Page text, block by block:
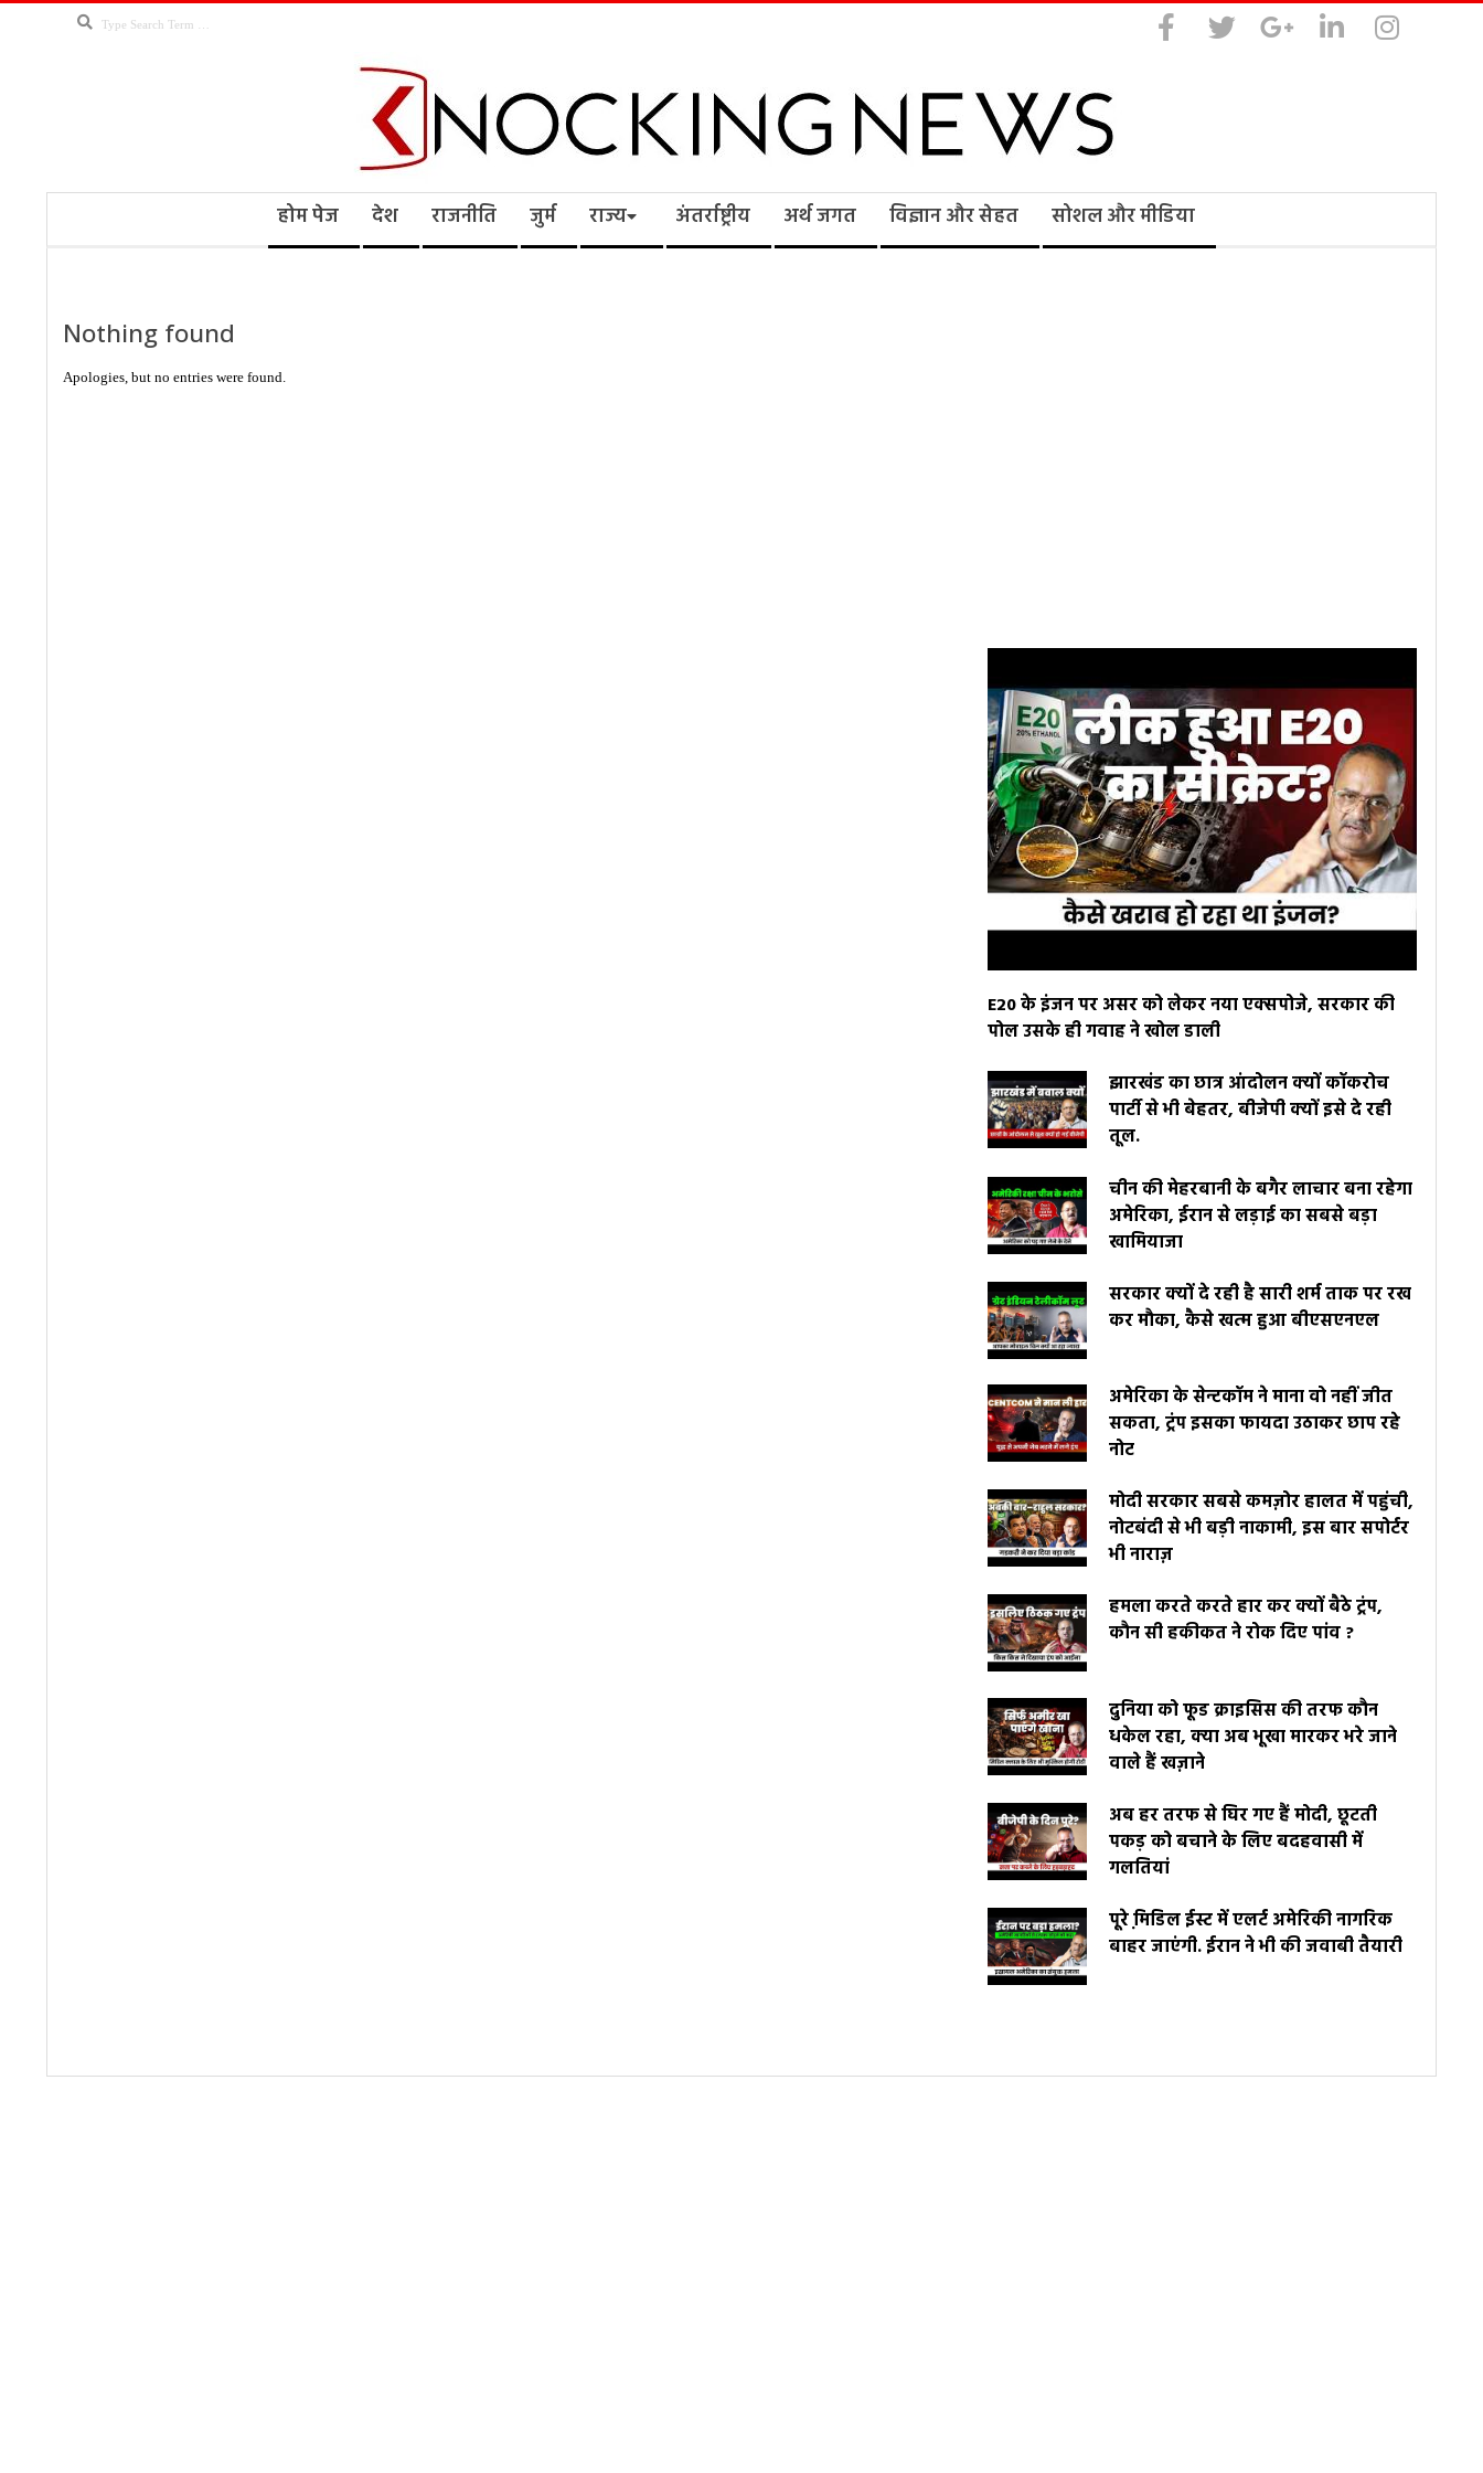
Search
Knocking
होम पेज देश राजनीति जुर्म राज्य अंतर्राष्ट्रीय अर्थ जगत विज्ञान और सेहत सोशल और मीडिया
Nothing found
Apologies, but no entries were found.
E20 के इंजन पर असर को लेकर नया एक्सपोजे, सरकार की
पोल उसके ही गवाह ने खोल डाली
झारखंड का छात्र आंदोलन क्यों कॉकरोच
पार्टी से भी बेहतर, बीजेपी क्यों इसे दे रही
तूल.
चीन की मेहरबानी के बगैर लाचार बना रहेगा
अमेरिका, ईरान से लड़ाई का सबसे बड़ा
खामियाजा
सरकार क्यों दे रही है सारी शर्म ताक पर रख
कर मौका, कैसे खत्म हुआ बीएसएनएल
अमेरिका के सेन्टकॉम ने माना वो नहीं जीत
सकता, ट्रंप इसका फायदा उठाकर छाप रहे
नोट
मोदी सरकार सबसे कमज़ोर हालत में पहुंची,
नोटबंदी से भी बड़ी नाकामी, इस बार सपोर्टर
भी नाराज़
हमला करते करते हार कर क्यों बैठे ट्रंप,
कौन सी हकीकत ने रोक दिए पांव ?
दुनिया को फूड क्राइसिस की तरफ कौन
धकेल रहा, क्या अब भूखा मारकर भरे जाने
वाले हैं खज़ाने
अब हर तरफ से घिर गए हैं मोदी, छूटती
पकड़ को बचाने के लिए बदहवासी में
गलतियां
पूरे मि़डिल ईस्ट में एलर्ट अमेरिकी नागरिक
बाहर जाएंगी. ईरान ने भी की जवाबी तैयारी